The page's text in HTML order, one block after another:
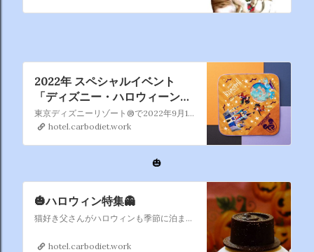
2022年 スペシャルイベント
「ディズニー・ハロウィーン」
と 連動したオフィシャルホテル
限定オリジナルグッズ付きプラ
ン
東京ディズニーリゾート®で2022年9月15日（木）より2022年10月31日（月）まで開催の2022年「ディズニー・ハロウィーン」と連動したオリジナルグッズ付きプランを販売いたします。
hotel.carbodiet.work
🎃
🎃ハロウィン特集👻
猫好き父さんがハロウィンも季節に泊まったホテルをピックアップしました。トリックオアトリート！
hotel.carbodiet.work